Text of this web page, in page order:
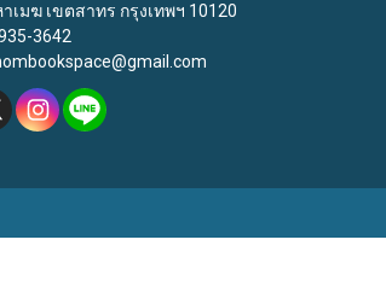
เมฆ เขตสาทร กรุงเทพฯ 10120
3642